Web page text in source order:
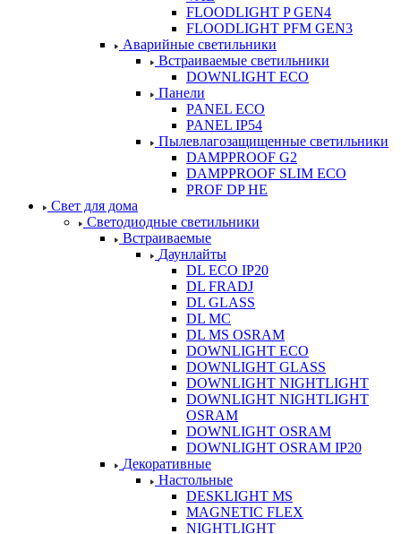
FLOODLIGHT P GEN4
FLOODLIGHT PFM GEN3
Аварийные светильники
Встраиваемые светильники
DOWNLIGHT ECO
Панели
PANEL ECO
PANEL IP54
Пылевлагозащищенные светильники
DAMPPROOF G2
DAMPPROOF SLIM ECO
PROF DP HE
Свет для дома
Светодиодные светильники
Встраиваемые
Даунлайты
DL ECO IP20
DL FRADJ
DL GLASS
DL MC
DL MS OSRAM
DOWNLIGHT ECO
DOWNLIGHT GLASS
DOWNLIGHT NIGHTLIGHT
DOWNLIGHT NIGHTLIGHT
OSRAM
DOWNLIGHT OSRAM
DOWNLIGHT OSRAM IP20
Декоративные
Настольные
DESKLIGHT MS
MAGNETIC FLEX
NIGHTLIGHT